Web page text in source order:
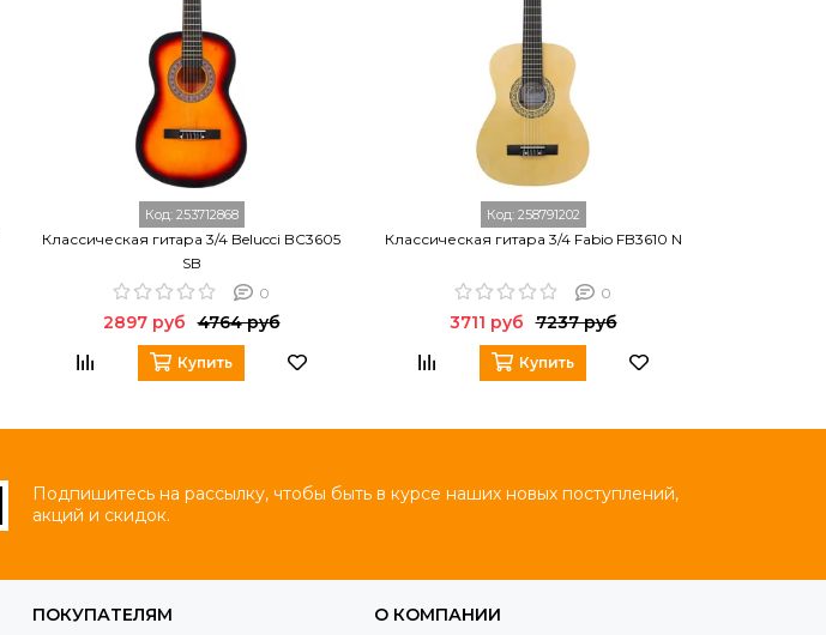
Код: 253712868
Классическая гитара 3/4 Belucci BC3605
SB
0
2897 руб 4764 руб
Купить
Код: 258791202
Классическая гитара 3/4 Fabio FB3610 N
0
3711 руб 7237 руб
Купить
Подпишитесь на рассылку, чтобы быть в курсе наших новых поступлений,
акций и скидок.
ПОКУПАТЕЛЯМ
О КОМПАНИИ